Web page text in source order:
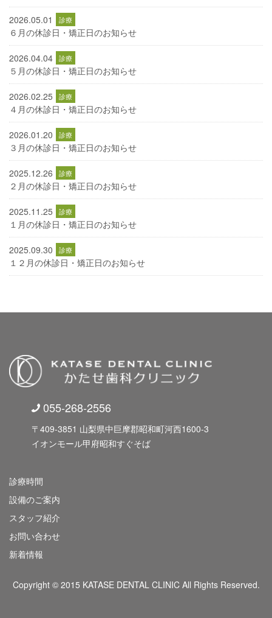
2026.05.01
６月の休診日・矯正日のお知らせ
2026.04.04
５月の休診日・矯正日のお知らせ
2026.02.25
４月の休診日・矯正日のお知らせ
2026.01.20
３月の休診日・矯正日のお知らせ
2025.12.26
２月の休診日・矯正日のお知らせ
2025.11.25
１月の休診日・矯正日のお知らせ
2025.09.30
１２月の休診日・矯正日のお知らせ
055-268-2556
〒409-3851 山梨県中巨摩郡昭和町河西1600-3
イオンモール甲府昭和すぐそば
診療時間
設備のご案内
スタッフ紹介
お問い合わせ
新着情報
Copyright © 2015 KATASE DENTAL CLINIC All Rights Reserved.